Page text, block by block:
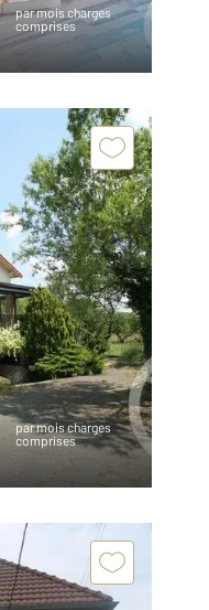
par mois charges
comprises
par mois charges
comprises